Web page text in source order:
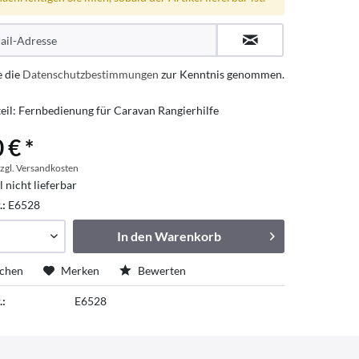
die Datenschutzbestimmungen zur Kenntnis genommen.
Fernbedienung für Caravan Rangierhilfe
€ *
Versandkosten
nicht lieferbar
E6528
In denWarenkorb
Merken Bewerten
E6528